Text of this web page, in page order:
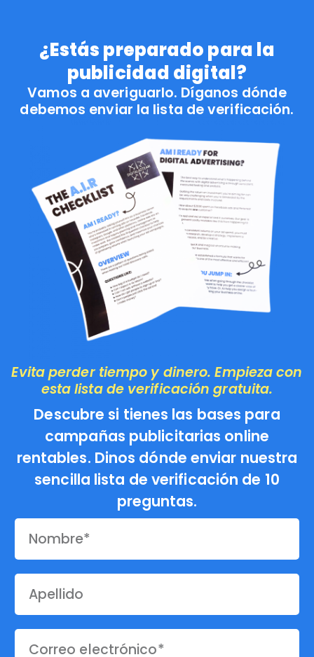
¿Estás preparado para la
publicidad digital?
Vamos a averiguarlo. Díganos dónde
debemos enviar la lista de verificación.
Evita perder tiempo y dinero. Empieza con
esta lista de verificación gratuita.
Descubre si tienes las bases para
campañas publicitarias online
rentables. Dinos dónde enviar nuestra
sencilla lista de verificación de 10
preguntas.